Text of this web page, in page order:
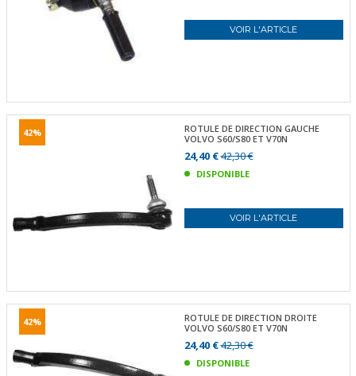
VOIR L'ARTICLE
42%
ROTULE DE DIRECTION GAUCHE
VOLVO S60/S80 ET V70N
24,40 €42,30 €
DISPONIBLE
VOIR L'ARTICLE
42%
ROTULE DE DIRECTION DROITE
VOLVO S60/S80 ET V70N
24,40 €42,30 €
DISPONIBLE